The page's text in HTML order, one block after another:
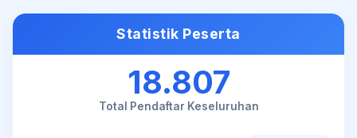
Statistik Peserta
18.807
Total Pendaftar Keseluruhan